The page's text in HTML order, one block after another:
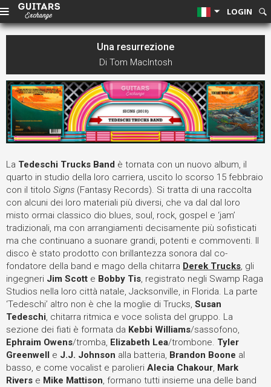
LOGIN
Una resurrezione
Di Tom MacIntosh
La Tedeschi Trucks Band è tornata con un nuovo album, il
quarto in studio della loro carriera, uscito lo scorso 15 febbraio
con il titolo Signs (Fantasy Records). Si tratta di una raccolta
con alcuni dei loro materiali più diversi, che va dal dal loro
misto ormai classico dio blues, soul, rock, gospel e ‘jam’
tradizionali, ma con arrangiamenti decisamente più sofisticati
ma che continuano a suonare grandi, potenti e commoventi. Il
disco è stato prodotto con brillantezza sonora dal co-
fondatore della band e mago della chitarra Derek Trucks, gli
ingegneri Jim Scott e Bobby Tis, registrato negli Swamp Raga
Studios nella loro città natale, Jacksonville, in Florida. La parte
‘Tedeschi’ altro non è che la moglie di Trucks, Susan
Tedeschi, chitarra ritmica e voce solista del gruppo. La
sezione dei fiati è formata da Kebbi Williams/sassofono,
Ephraim Owens/tromba, Elizabeth Lea/trombone. Tyler
Greenwell
e J.J. Johnson alla batteria, Brandon Boone al
basso, e come vocalist e parolieri Alecia Chakour, Mark
Rivers e Mike Mattison, formano tutti insieme una delle band